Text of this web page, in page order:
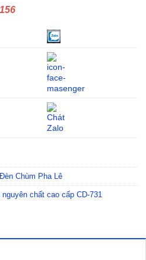
Đèn Chùm Pha Lê
chất cao cấp CD-731